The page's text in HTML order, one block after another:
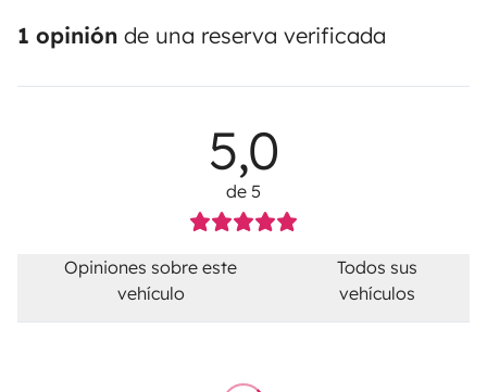
1 opinión de una reserva verificada
5,0
de 5
Opiniones sobre este
vehículo
Todos sus
vehículos